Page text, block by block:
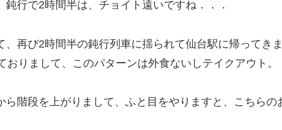
行で2時間半は、チョイト遠いですね．．．
、再び2時間半の鈍行列車に揺られて仙台駅に帰ってきま
おりまして、このパターンは外食ないしテイクアウト。
ら階段を上がりまして、ふと目をやりますと、こちらの